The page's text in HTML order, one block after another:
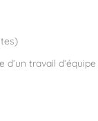
travail